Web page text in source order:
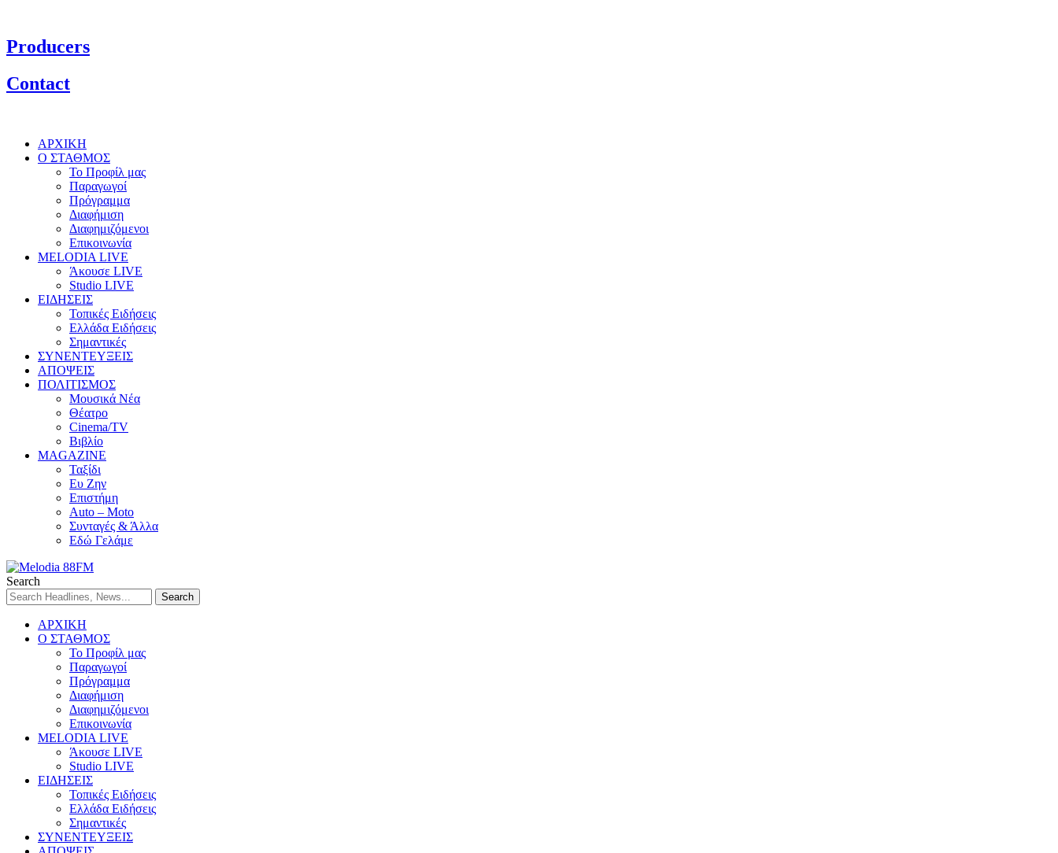
Producers
Contact
ΑΡΧΙΚΗ
Ο ΣΤΑΘΜΟΣ
Το Προφίλ μας
Παραγωγοί
Πρόγραμμα
Διαφήμιση
Διαφημιζόμενοι
Επικοινωνία
MELODIA LIVE
Άκουσε LIVE
Studio LIVE
ΕΙΔΗΣΕΙΣ
Τοπικές Ειδήσεις
Ελλάδα Ειδήσεις
Σημαντικές
ΣΥΝΕΝΤΕΥΞΕΙΣ
ΑΠΟΨΕΙΣ
ΠΟΛΙΤΙΣΜΟΣ
Μουσικά Νέα
Θέατρο
Cinema/TV
Βιβλίο
MAGAZINE
Ταξίδι
Ευ Ζην
Επιστήμη
Auto – Moto
Συνταγές & Άλλα
Εδώ Γελάμε
Search
ΑΡΧΙΚΗ
Ο ΣΤΑΘΜΟΣ
Το Προφίλ μας
Παραγωγοί
Πρόγραμμα
Διαφήμιση
Διαφημιζόμενοι
Επικοινωνία
MELODIA LIVE
Άκουσε LIVE
Studio LIVE
ΕΙΔΗΣΕΙΣ
Τοπικές Ειδήσεις
Ελλάδα Ειδήσεις
Σημαντικές
ΣΥΝΕΝΤΕΥΞΕΙΣ